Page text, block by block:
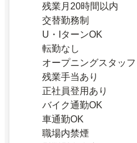
残業月20時間以内
交替勤務制
U・IターンOK
転勤なし
オープニングスタッフ
残業手当あり
正社員登用あり
バイク通勤OK
車通勤OK
職場内禁煙